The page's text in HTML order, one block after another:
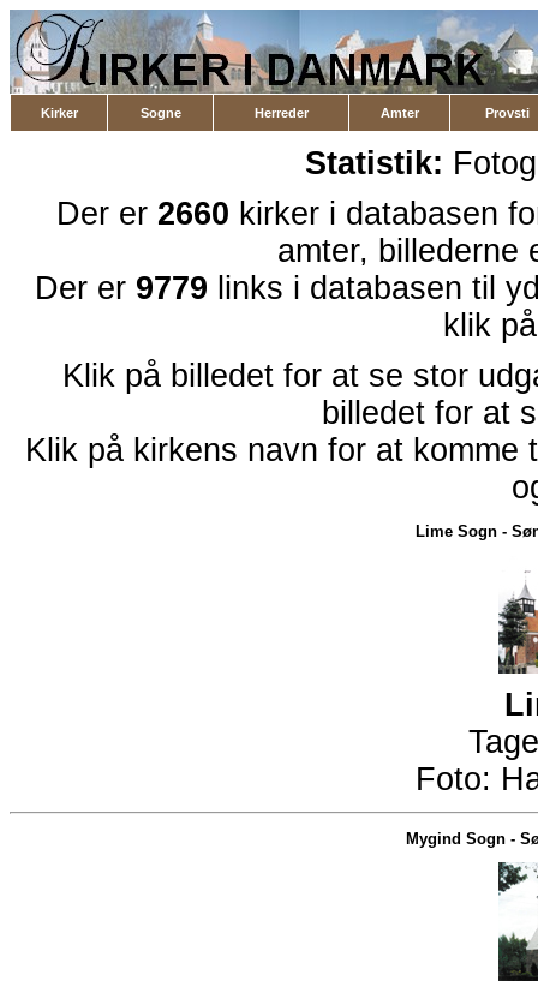
Kirker Sogne Herreder Amter Provsti
Statistik:
Der er 2660 kirker i databasen
amter, billederne
Der er 9779 links i databasen til
klik
Klik på billedet for at se stor
billedet for at
Klik på kirkens navn for at
Lime Sogn-
Foto:
Mygind Sogn -